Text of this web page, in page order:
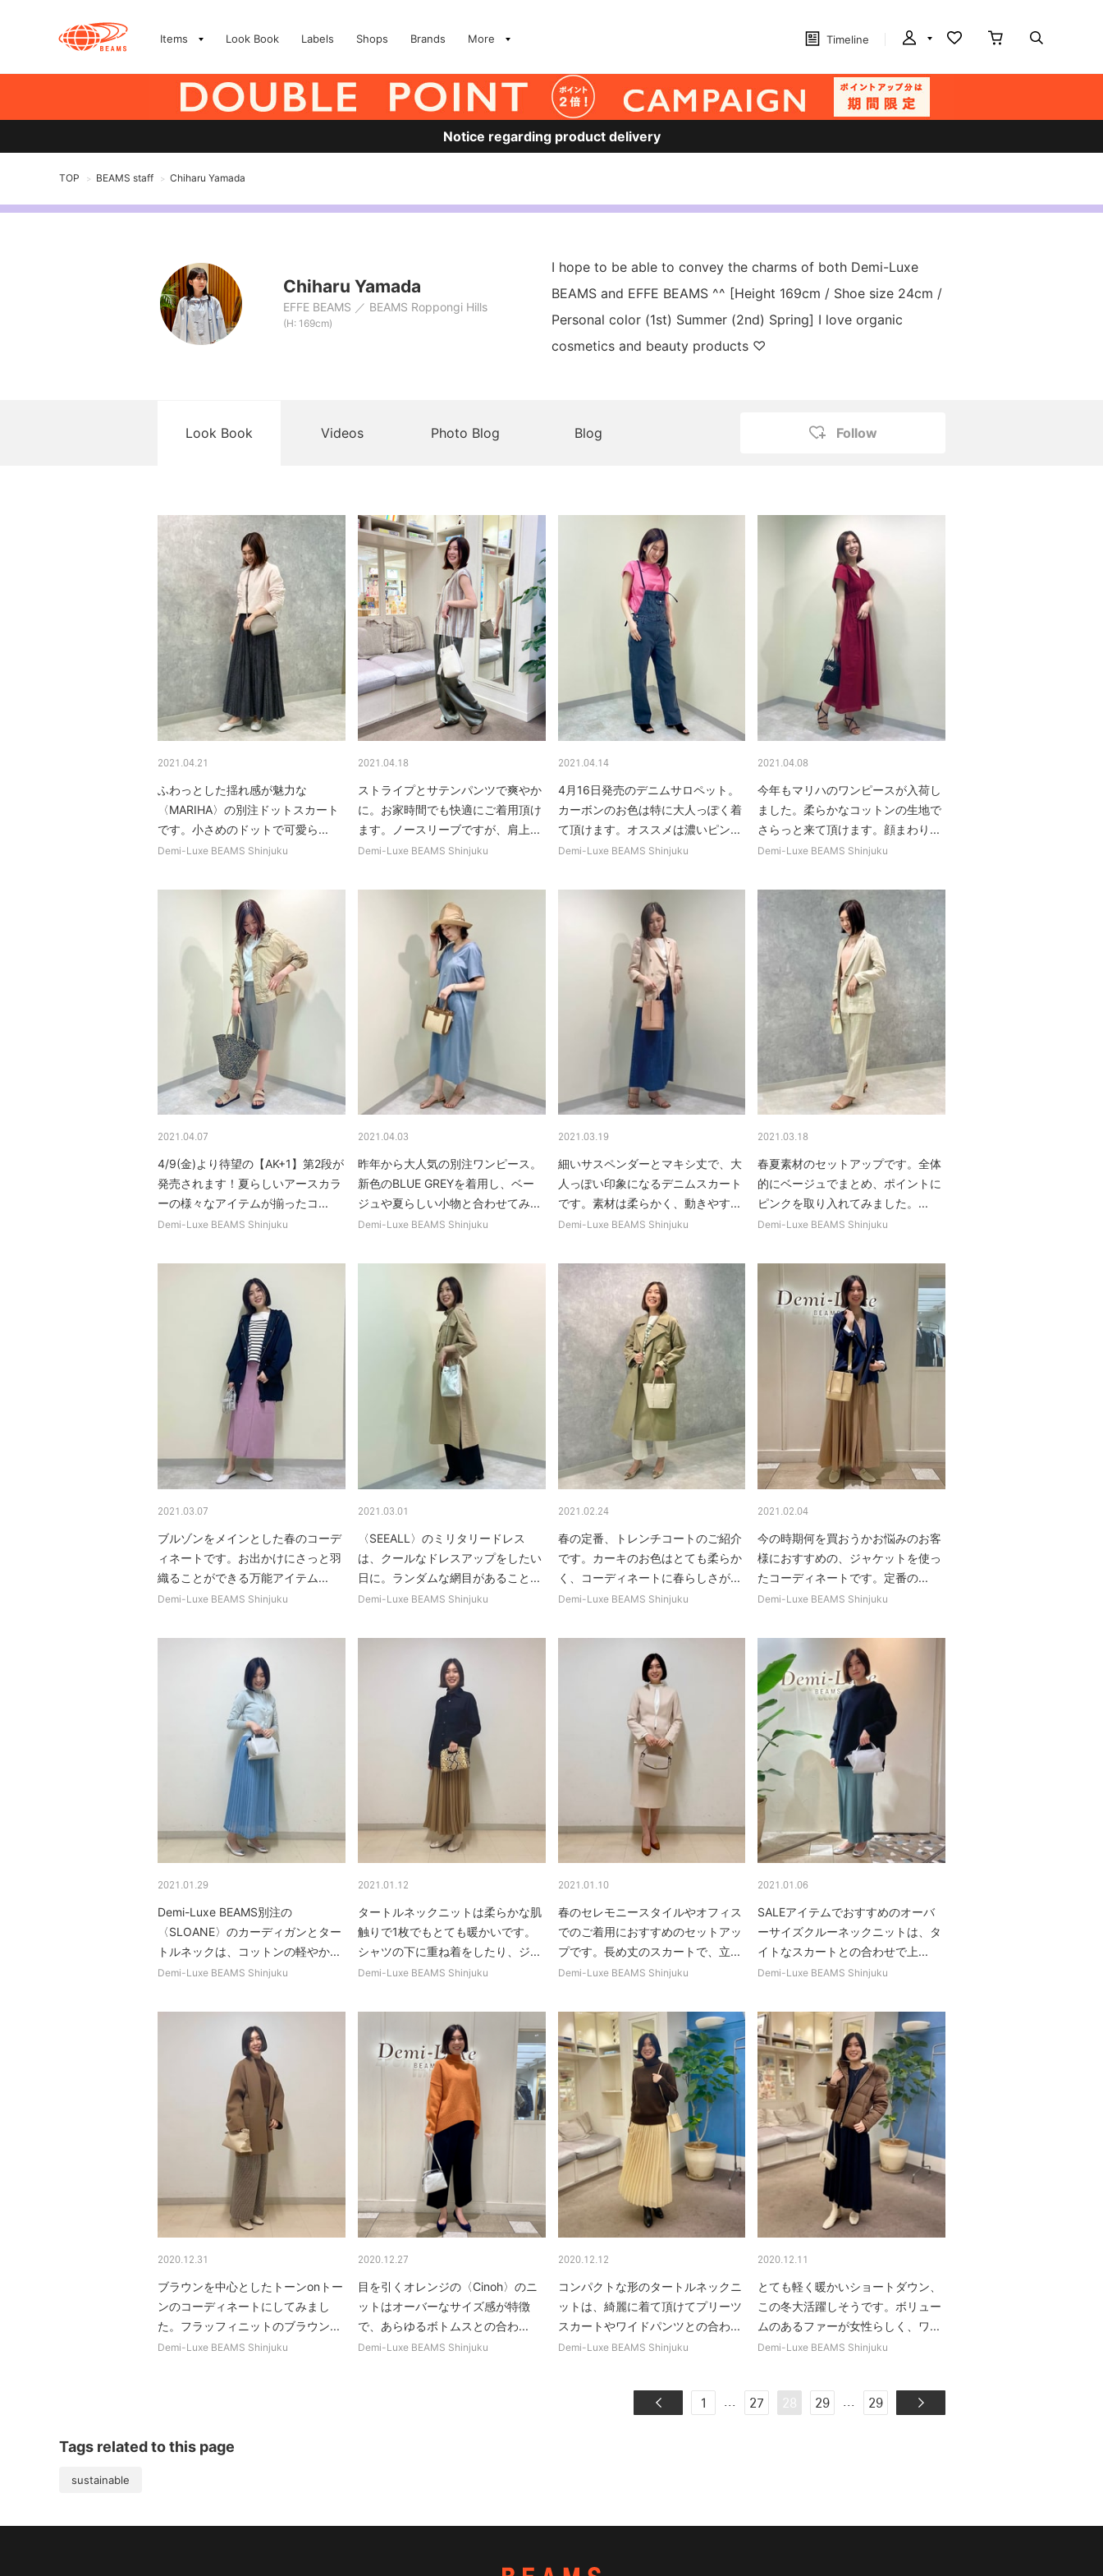
Items Look Book Labels Shops Brands More Timeline
Notice regarding product delivery
TOP > BEAMS staff > Chiharu Yamada
Chiharu Yamada
EFFE BEAMS BEAMS Roppongi Hills
(H: 169cm)
I hope to be able to convey the charms of both Demi-Luxe
BEAMS and EFFE BEAMS ^^ [Height 169cm / Shoe size 24cm /
Personal color (1st) Summer (2nd) Spring] I love organic
cosmetics and beauty products ♡
Look Book Videos Photo Blog Blog Follow
2021.04.21
ふわっとした揺れ感が魅力な
〈MARIHA〉の別注ドットスカート
です。小さめのドットで可愛ら...
Demi-Luxe BEAMS Shinjuku
2021.04.18
ストライプとサテンパンツで爽やか
に。お家時間でも快適にご着用頂け
ます。ノースリーブですが、肩上...
Demi-Luxe BEAMS Shinjuku
2021.04.14
4月16日発売のデニムサロペット。
カーボンのお色は特に大人っぽく着
て頂けます。オススメは濃いピン...
Demi-Luxe BEAMS Shinjuku
2021.04.08
今年もマリハのワンピースが入荷し
ました。柔らかなコットンの生地で
さらっと来て頂けます。顔まわり...
Demi-Luxe BEAMS Shinjuku
2021.04.07
4/9(金)より待望の【AK+1】第2段が
発売されます！夏らしいアースカラ
ーの様々なアイテムが揃ったコ...
Demi-Luxe BEAMS Shinjuku
2021.04.03
昨年から大人気の別注ワンピース。
新色のBLUE GREYを着用し、ベー
ジュや夏らしい小物と合わせてみ...
Demi-Luxe BEAMS Shinjuku
2021.03.19
細いサスペンダーとマキシ丈で、大
人っぽい印象になるデニムスカート
です。素材は柔らかく、動きやす...
Demi-Luxe BEAMS Shinjuku
2021.03.18
春夏素材のセットアップです。全体
的にベージュでまとめ、ポイントに
ピンクを取り入れてみました。...
Demi-Luxe BEAMS Shinjuku
2021.03.07
ブルゾンをメインとした春のコーデ
ィネートです。お出かけにさっと羽
織ることができる万能アイテム...
Demi-Luxe BEAMS Shinjuku
2021.03.01
〈SEEALL〉のミリタリードレス
は、クールなドレスアップをしたい
日に。ランダムな網目があること...
Demi-Luxe BEAMS Shinjuku
2021.02.24
春の定番、トレンチコートのご紹介
です。カーキのお色はとても柔らか
く、コーディネートに春らしさが...
Demi-Luxe BEAMS Shinjuku
2021.02.04
今の時期何を買おうかお悩みのお客
様におすすめの、ジャケットを使っ
たコーディネートです。定番の...
Demi-Luxe BEAMS Shinjuku
2021.01.29
Demi-Luxe BEAMS別注の
〈SLOANE〉のカーディガンとター
トルネックは、コットンの軽やか...
Demi-Luxe BEAMS Shinjuku
2021.01.12
タートルネックニットは柔らかな肌
触りで1枚でもとても暖かいです。
シャツの下に重ね着をしたり、ジ...
Demi-Luxe BEAMS Shinjuku
2021.01.10
春のセレモニースタイルやオフィス
でのご着用におすすめのセットアッ
プです。長め丈のスカートで、立...
Demi-Luxe BEAMS Shinjuku
2021.01.06
SALEアイテムでおすすめのオーバ
ーサイズクルーネックニットは、タ
イトなスカートとの合わせで上...
Demi-Luxe BEAMS Shinjuku
2020.12.31
ブラウンを中心としたトーンonトー
ンのコーディネートにしてみまし
た。フラッフィニットのブラウン...
Demi-Luxe BEAMS Shinjuku
2020.12.27
目を引くオレンジの〈Cinoh〉のニ
ットはオーバーなサイズ感が特徴
で、あらゆるボトムスとの合わ...
Demi-Luxe BEAMS Shinjuku
2020.12.12
コンパクトな形のタートルネックニ
ットは、綺麗に着て頂けてプリーツ
スカートやワイドパンツとの合わ...
Demi-Luxe BEAMS Shinjuku
2020.12.11
とても軽く暖かいショートダウン、
この冬大活躍しそうです。ボリュー
ムのあるファーが女性らしく、ワ...
Demi-Luxe BEAMS Shinjuku
1 ... 27 28 29 ... 29
Tags related to this page
sustainable